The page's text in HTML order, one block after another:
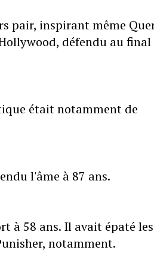
pair, inspirant même
défendu au
était notamment de
l'âme à 87 ans.
à 58 ans. Il avait épaté les
notamment.